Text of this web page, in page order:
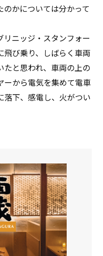
かについては分かって
ニッジ・スタンフォー
飛び乗り、しばらく車両
たと思われ、車両の上の
ーから電気を集めて電車
落下、感電し、火がつい